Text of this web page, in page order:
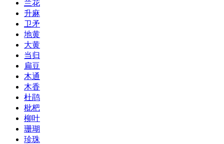
兰花
升麻
卫矛
地黄
大黄
当归
扁豆
木通
木香
杜鹃
枇杷
柳叶
珊瑚
珍珠